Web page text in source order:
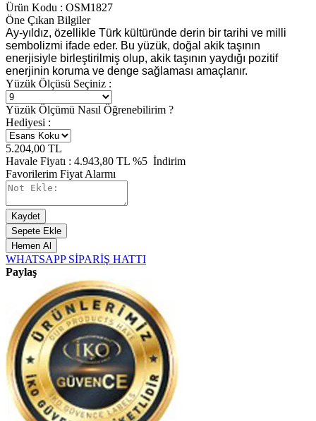
Ürün Kodu : OSM1827
Öne Çıkan Bilgiler
Ay-yıldız, özellikle Türk kültüründe derin bir tarihi ve milli
sembolizmi ifade eder. Bu yüzük, doğal akik taşının
enerjisiyle birleştirilmiş olup, akik taşının yaydığı pozitif
enerjinin koruma ve denge sağlaması amaçlanır.
Yüzük Ölçüsü Seçiniz :
Yüzük Ölçümü Nasıl Öğrenebilirim ?
Hediyesi :
5.204,00 TL
Havale Fiyatı : 4.943,80 TL %5 İndirim
Favorilerim Fiyat Alarmı
Kaydet
Sepete Ekle
Hemen Al
WHATSAPP SİPARİŞ HATTI
Paylaş